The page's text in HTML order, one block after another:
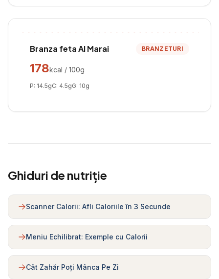
Branza feta Al Marai BRANZETURI
178kcal / 100g
P: 14.5gC: 4.5gG: 10g
Ghiduri de nutriție
Scanner Calorii: Afli Caloriile în 3 Secunde
Meniu Echilibrat: Exemple cu Calorii
Cât Zahăr Poți Mânca Pe Zi